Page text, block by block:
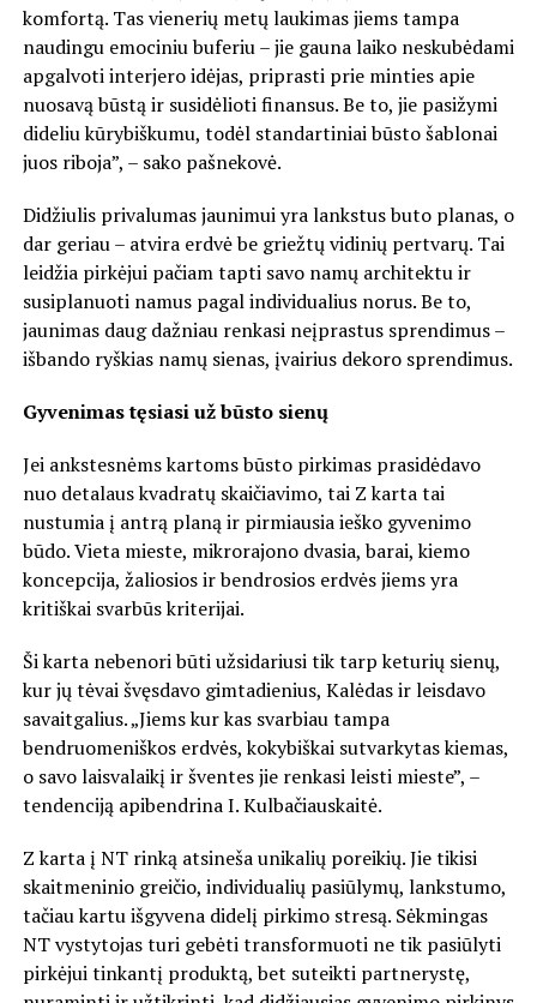
komfortą. Tas vienerių metų laukimas jiems tampa
naudingu emociniu buferiu – jie gauna laiko neskubėdami
apgalvoti interjero idėjas, priprasti prie minties apie
nuosavą būstą ir susidėlioti finansus. Be to, jie pasižymi
dideliu kūrybiškumu, todėl standartiniai būsto šablonai
juos riboja”, – sako pašnekovė.
Didžiulis privalumas jaunimui yra lankstus buto planas, o
dar geriau – atvira erdvė be griežtų vidinių pertvarų. Tai
leidžia pirkėjui pačiam tapti savo namų architektu ir
susiplanuoti namus pagal individualius norus. Be to,
jaunimas daug dažniau renkasi neįprastus sprendimus –
išbando ryškias namų sienas, įvairius dekoro sprendimus.
Gyvenimas tęsiasi už būsto sienų
Jei ankstesnėms kartoms būsto pirkimas prasidėdavo
nuo detalaus kvadratų skaičiavimo, tai Z karta tai
nustumia į antrą planą ir pirmiausia ieško gyvenimo
būdo. Vieta mieste, mikrorajono dvasia, barai, kiemo
koncepcija, žaliosios ir bendrosios erdvės jiems yra
kritiškai svarbūs kriterijai.
Ši karta nebenori būti užsidariusi tik tarp keturių sienų,
kur jų tėvai švęsdavo gimtadienius, Kalėdas ir leisdavo
savaitgalius. „Jiems kur kas svarbiau tampa
bendruomeniškos erdvės, kokybiškai sutvarkytas kiemas,
o savo laisvalaikį ir šventes jie renkasi leisti mieste”, –
tendenciją apibendrina I. Kulbačiauskaitė.
Z karta į NT rinką atsineša unikalių poreikių. Jie tikisi
skaitmeninio greičio, individualių pasiūlymų, lankstumo,
tačiau kartu išgyvena didelį pirkimo stresą. Sėkmingas
NT vystytojas turi gebėti transformuoti ne tik pasiūlyti
pirkėjui tinkantį produktą, bet suteikti partnerystę,